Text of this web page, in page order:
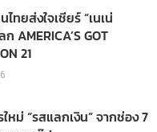
ทยส่งใจเชียร์ “เนเน่
AMERICA’S GOT
21
หม่ “รสแลกเงิน” จากช่อง 7